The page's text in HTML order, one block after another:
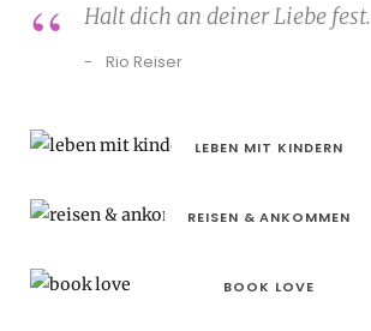
Halt dich an deiner Liebe fest.
Rio Reiser
LEBEN MIT KINDERN
REISEN & ANKOMMEN
BOOK LOVE